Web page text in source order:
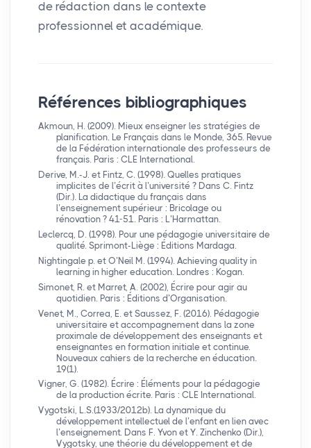
de rédaction dans le contexte
professionnel et académique.
Références bibliographiques
Akmoun, H. (2009). Mieux enseigner les stratégies de
planification. Le Français dans le Monde, 365. Revue
de la Fédération internationale des professeurs de
français. Paris : CLE International.
Derive, M.-J. et Fintz, C. (1998). Quelles pratiques
implicites de l’écrit à l’université ? Dans C. Fintz
(Dir.). La didactique du français dans
l’enseignement supérieur : Bricolage ou
rénovation ? 41-51. Paris : L’Harmattan.
Leclercq, D. (1998). Pour une pédagogie universitaire de
qualité. Sprimont-Liège : Éditions Mardaga.
Nightingale p. et O’Neil M. (1994). Achieving quality in
learning in higher education. Londres : Kogan.
Simonet, R. et Marret, A. (2002), Écrire pour agir au
quotidien. Paris : Éditions d’Organisation.
Venet, M., Correa, E. et Saussez, F. (2016). Pédagogie
universitaire et accompagnement dans la zone
proximale de développement des enseignants et
enseignantes en formation initiale et continue.
Nouveaux cahiers de la recherche en éducation.
19(1).
Vigner, G. (1982). Écrire : Éléments pour la pédagogie
de la production écrite. Paris : CLE International.
Vygotski, L.S.(1933/2012b). La dynamique du
développement intellectuel de l’enfant en lien avec
l’enseignement. Dans F. Yvon et Y. Zinchenko (Dir.),
Vygotsky, une théorie du développement et de